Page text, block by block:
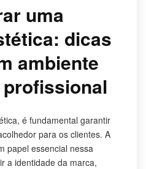
uma
dicas
ambiente
é fundamental garantir
para os clientes. A
papel essencial nessa
a identidade da marca,